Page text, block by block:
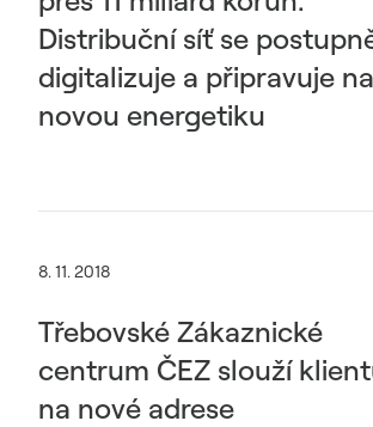
Distribuční síť se
digitalizuje a připravuje na
novou energetiku
8. 11. 2018
Třebovské Zákaznické
centrum ČEZ slouží
na nové adrese